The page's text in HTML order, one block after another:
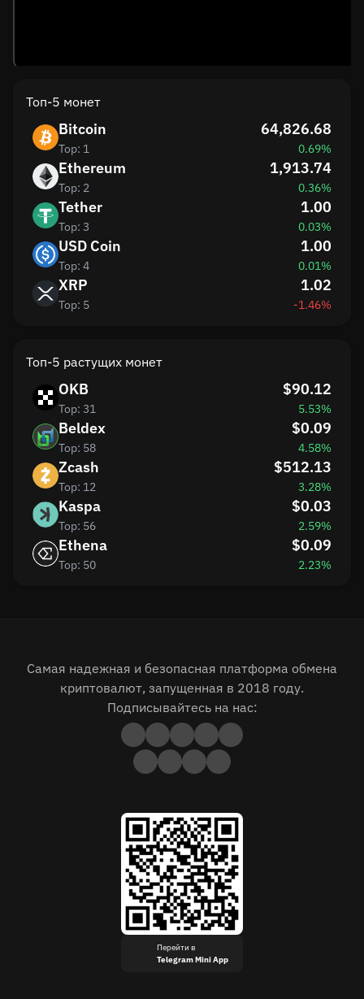
Топ-5 монет
Bitcoin
Top: 1
64,826.68
0.69%
Ethereum
Top: 2
1,913.74
0.36%
Tether
Top: 3
1.00
0.03%
USD Coin
Top: 4
1.00
0.01%
XRP
Top: 5
1.02
-1.46%
Топ-5 растущих монет
OKB
Top: 31
$90.12
5.53%
Beldex
Top: 58
$0.09
4.58%
Zcash
Top: 12
$512.13
3.28%
Kaspa
Top: 56
$0.03
2.59%
Ethena
Top: 50
$0.09
2.23%
Самая надежная и безопасная платформа обмена
криптовалют, запущенная в 2018 году.
Подписывайтесь на нас:
Перейти в
Telegram Mini App